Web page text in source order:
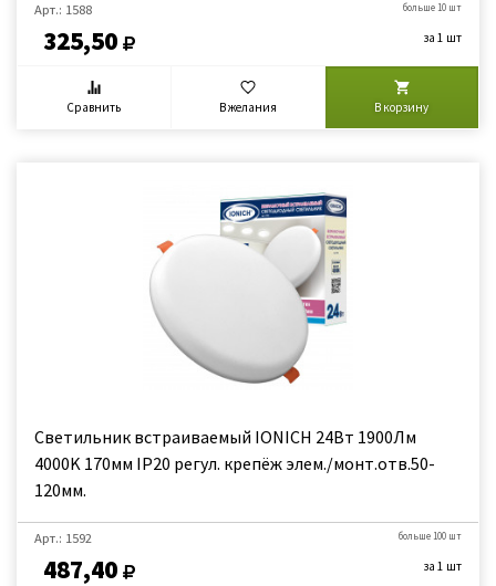
Арт.: 1588
325,50
больше 10 шт
за 1 шт
Сравнить В желания В корзину
Светильник встраиваемый IONICH 24Вт 1900Лм
4000K 170мм IP20 регул. крепёж элем./монт.отв.50-
120мм.
Арт.: 1592
487,40
больше 100 шт
за 1 шт